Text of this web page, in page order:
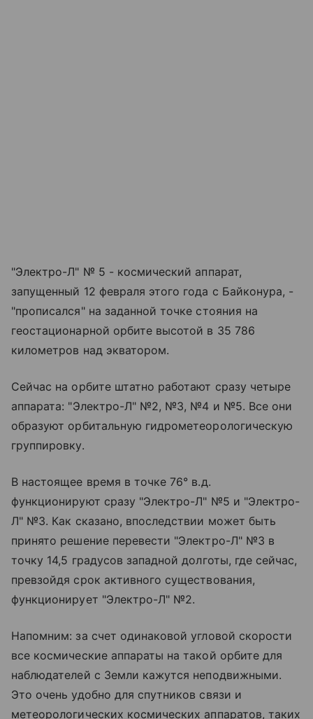
"Электро-Л" № 5 - космический аппарат,
запущенный 12 февраля этого года с Байконура, -
"прописался" на заданной точке стояния на
геостационарной орбите высотой в 35 786
километров над экватором.
Сейчас на орбите штатно работают сразу четыре
аппарата: "Электро-Л" №2, №3, №4 и №5. Все они
образуют орбитальную гидрометеорологическую
группировку.
В настоящее время в точке 76° в.д.
функционируют сразу "Электро-Л" №5 и "Электро-
Л" №3. Как сказано, впоследствии может быть
принято решение перевести "Электро-Л" №3 в
точку 14,5 градусов западной долготы, где сейчас,
превзойдя срок активного существования,
функционирует "Электро-Л" №2.
Напомним: за счет одинаковой угловой скорости
все космические аппараты на такой орбите для
наблюдателей с Земли кажутся неподвижными.
Это очень удобно для спутников связи и
метеорологических космических аппаратов, таких